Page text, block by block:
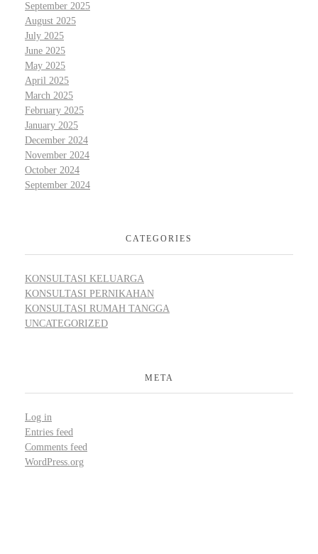
September 2025
August 2025
July 2025
June 2025
May 2025
April 2025
March 2025
February 2025
January 2025
December 2024
November 2024
October 2024
September 2024
CATEGORIES
KONSULTASI KELUARGA
KONSULTASI PERNIKAHAN
KONSULTASI RUMAH TANGGA
UNCATEGORIZED
META
Log in
Entries feed
Comments feed
WordPress.org